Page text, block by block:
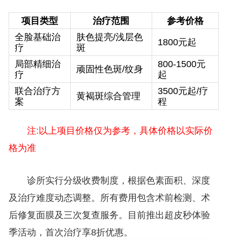
项目类型 治疗范围
参考价格
全脸基础治
疗
肤色提亮/浅层色
斑
1800元起
局部精细治
疗
顽固性色斑/纹身
800-1500元
起
联合治疗方
案
黄褐斑综合管理
3500元起/疗
程
注:以上项目价格仅为参考，具体价格以实际价
格为准
诊所实行分级收费制度，根据色素面积、深度
及治疗难度动态调整。所有费用包含术前检测、术
后修复面膜及三次复查服务。目前推出超皮秒体验
季活动，首次治疗享8折优惠。